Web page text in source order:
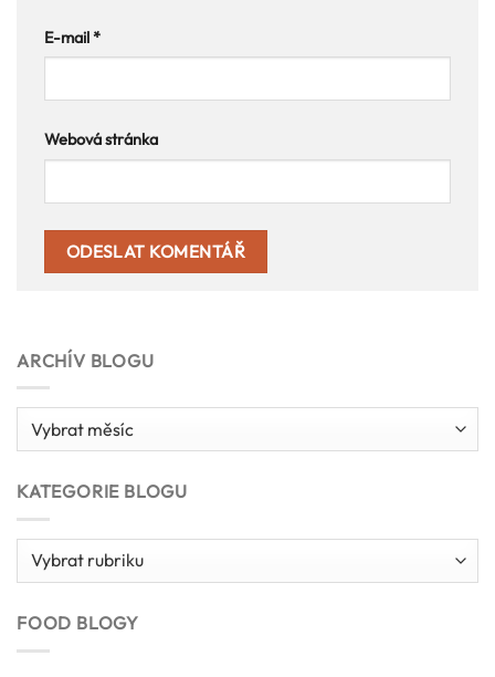
E-mail*
Webová stránka
ARCHÍV BLOGU
Archív
blogu
KATEGORIE BLOGU
Kategorie
blogu
FOOD BLOGY